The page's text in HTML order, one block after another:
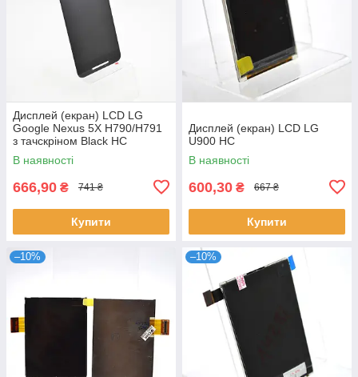
Дисплей (екран) LCD LG
Google Nexus 5X H790/H791
з тачскріном Black HC
В наявності
666,90 ₴ 741 ₴
Купити
Дисплей (екран) LCD LG
U900 HC
В наявності
600,30 ₴ 667 ₴
Купити
–10% –10%